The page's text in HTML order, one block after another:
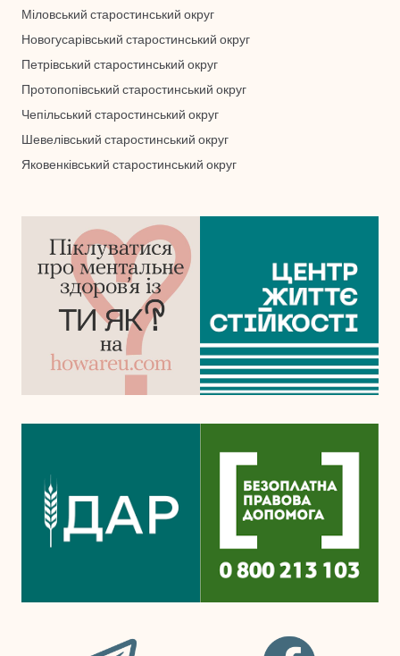
Міловський старостинський округ
Новогусарівський старостинський округ
Петрівський старостинський округ
Протопопівський старостинський округ
Чепільський старостинський округ
Шевелівський старостинський округ
Яковенківський старостинський округ